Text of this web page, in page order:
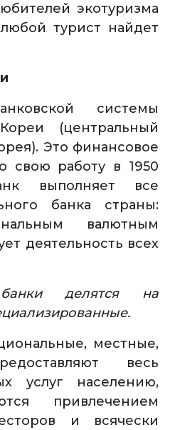
экотуризма
турист найдет
системы
(центральный
Это финансовое
свою работу в 1950
выполняет все
банка страны:
валютным
деятельность всех
делятся на
местные,
весь
услуг населению,
привлечением
и всячески